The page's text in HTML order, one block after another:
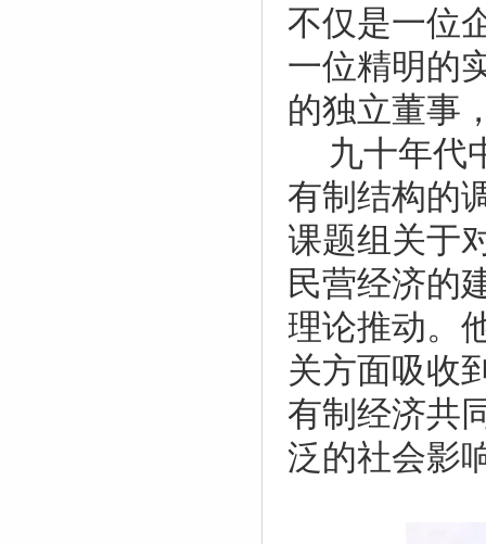
不仅是一位
一位精明的
的独立董事
九十年代
有制结构的
课题组关于
民营经济的
理论推动。
关方面吸收
有制经济共
泛的社会影